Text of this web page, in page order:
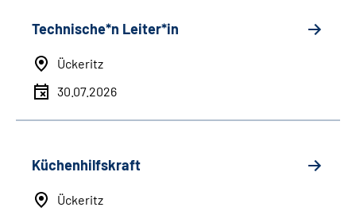
Technische*n Leiter*in
Ückeritz
30.07.2026
Küchenhilfskraft
Ückeritz